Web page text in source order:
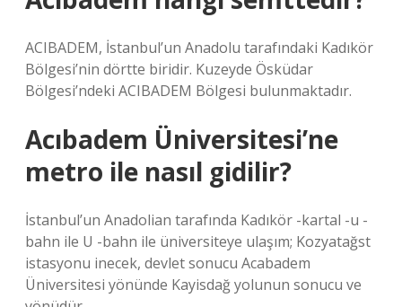
ACIBADEM, İstanbul’un Anadolu tarafındaki Kadıkör
Bölgesi’nin dörtte biridir. Kuzeyde Ösküdar
Bölgesi’ndeki ACIBADEM Bölgesi bulunmaktadır.
Acıbadem Üniversitesi’ne
metro ile nasıl gidilir?
İstanbul’un Anadolian tarafında Kadıkör -kartal -u -
bahn ile U -bahn ile üniversiteye ulaşım; Kozyatağst
istasyonu inecek, devlet sonucu Acabadem
Üniversitesi yönünde Kayisdağ yolunun sonucu ve